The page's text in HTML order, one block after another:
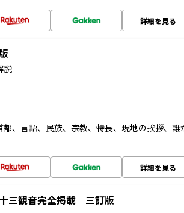
詳細を見る
説
、言語、民族、宗教、特長、現地の挨拶、誰
詳細を見る
三観音完全掲載 三訂版